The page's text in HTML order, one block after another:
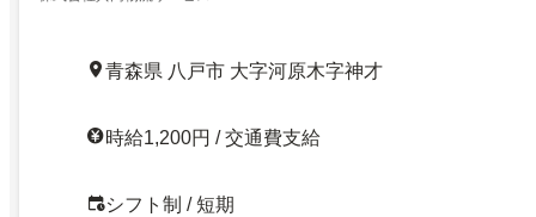
青森県 八戸市 大字河原木字神才
時給1,200円 / 交通費支給
シフト制 / 短期